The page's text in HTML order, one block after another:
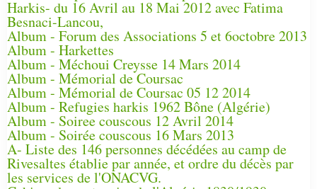
Harkis- du 16 Avril au 18 Mai 2012 avec Fatima
Besnaci-Lancou,
Album - Forum des Associations 5 et 6octobre 2013
Album - Harkettes
Album - Méchoui Creysse 14 Mars 2014
Album - Mémorial de Coursac
Album - Mémorial de Coursac 05 12 2014
Album - Refugies harkis 1962 Bône (Algérie)
Album - Soiree couscous 12 Avril 2014
Album - Soirée couscous 16 Mars 2013
A- Liste des 146 personnes décédées au camp de
Rivesaltes établie par année, et ordre du décès par
les services de l'ONACVG.